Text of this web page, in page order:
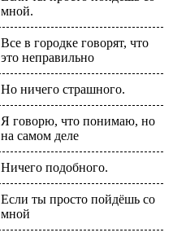
мной.
Все в городке говорят, что
это неправильно
Но ничего страшного.
Я говорю, что понимаю, но
на самом деле
Ничего подобного.
Если ты просто пойдёшь со
мной